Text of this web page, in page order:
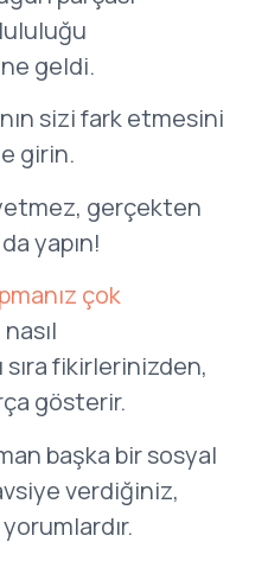
geldi.
sizi fark etmesini
girin.
gerçekten
yapın!
çok
fikirlerinizden,
gösterir.
başka bir sosyal
verdiğiniz,